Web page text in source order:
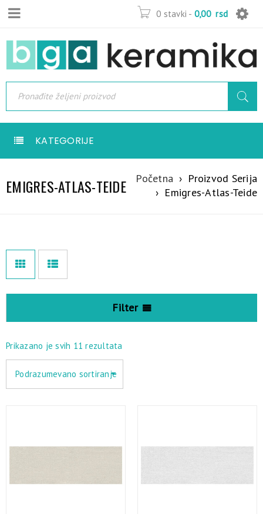
0 stavki - 0,00 rsd
KATEGORIJE
EMIGRES-ATLAS-TEIDE Početna › Proizvod Serija
› Emigres-Atlas-Teide
Filter
Prikazano je svih 11 rezultata
Podrazumevano sortiranje